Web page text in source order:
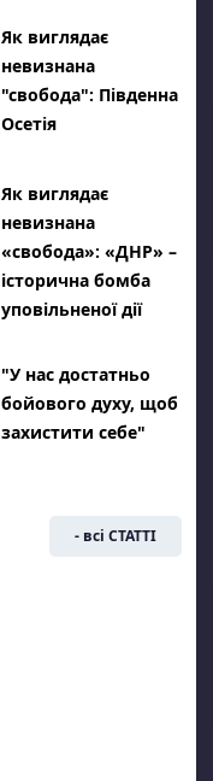
Як виглядає
невизнана
"свобода": Південна
Осетія
Як виглядає
невизнана
«свобода»: «ДНР» –
історична бомба
уповільненої дії
"У нас достатньо
бойового духу, щоб
захистити себе"
- всі СТАТТІ